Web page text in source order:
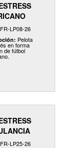
FR-LP08-26
Pelota
en forma
de fútbol
FR-LP25-26